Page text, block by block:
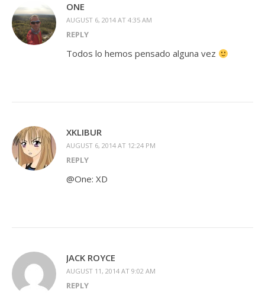
ONE
AUGUST 6, 2014 AT 4:35 AM
REPLY
Todos lo hemos pensado alguna vez
XKLIBUR
AUGUST 6, 2014 AT 12:24 PM
REPLY
@One: XD
JACK ROYCE
AUGUST 11, 2014 AT 9:02 AM
REPLY